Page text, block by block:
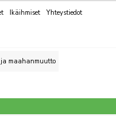
Ikäihmiset Yhteystiedot
ja maahanmuutto